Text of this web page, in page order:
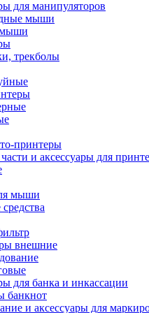
для манипуляторов
мыши
трекболы
принтеры
и аксессуары для
мыши
внешние
для банка и инкассации
банкнот
и аксессуары для